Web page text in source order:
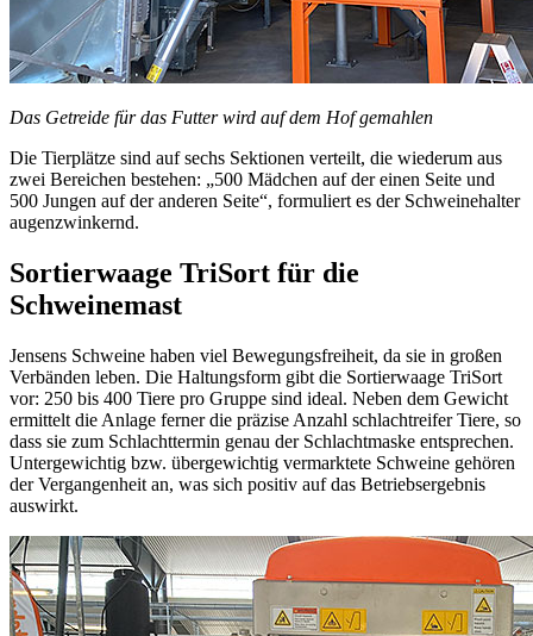
Das Getreide für das Futter wird auf dem Hof gemahlen
Die Tierplätze sind auf sechs Sektionen verteilt, die wiederum aus
zwei Bereichen bestehen: „500 Mädchen auf der einen Seite und
500 Jungen auf der anderen Seite“, formuliert es der Schweinehalter
augenzwinkernd.
Sortierwaage TriSort für die
Schweinemast
Jensens Schweine haben viel Bewegungsfreiheit, da sie in großen
Verbänden leben. Die Haltungsform gibt die Sortierwaage TriSort
vor: 250 bis 400 Tiere pro Gruppe sind ideal. Neben dem Gewicht
ermittelt die Anlage ferner die präzise Anzahl schlachtreifer Tiere, so
dass sie zum Schlachttermin genau der Schlachtmaske entsprechen.
Untergewichtig bzw. übergewichtig vermarktete Schweine gehören
der Vergangenheit an, was sich positiv auf das Betriebsergebnis
auswirkt.